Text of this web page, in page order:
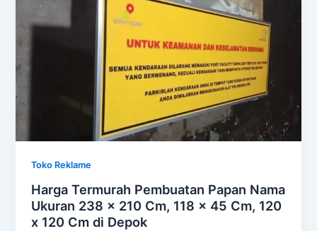
Toko Reklame
Harga Termurah Pembuatan Papan Nama
Ukuran 238 x 210 Cm, 118 x 45 Cm, 120
x 120 Cm di Depok